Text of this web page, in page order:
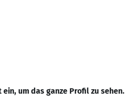
ein, um das ganze Profil zu sehen.